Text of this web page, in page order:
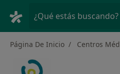
¿Qué estás buscando?
Página De Inicio Centros